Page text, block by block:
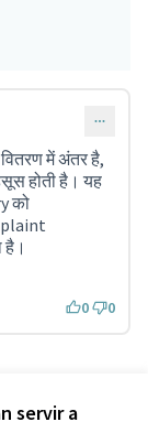
servir a
वितरण में अंतर है,
होती है। यह
को
है।
0 0